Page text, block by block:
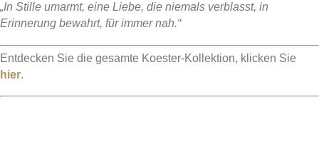
„In Stille umarmt, eine Liebe, die niemals verblasst, in
Erinnerung bewahrt, für immer nah.“
Entdecken Sie die gesamte Koester-Kollektion, klicken Sie
hier.